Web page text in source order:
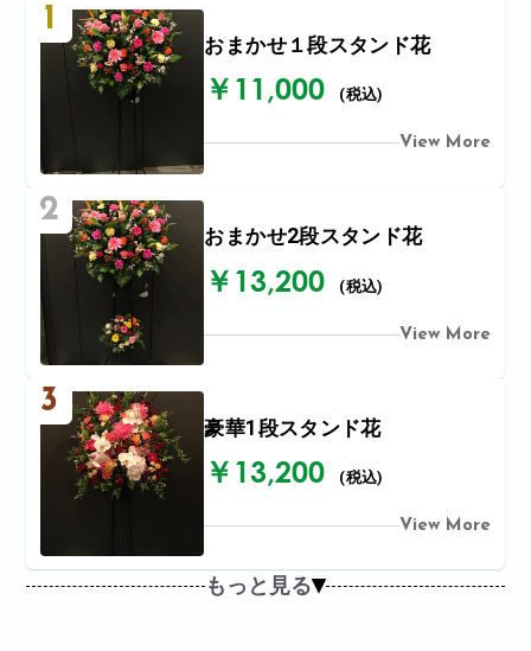
1
おまかせ１段スタンド花
￥11,000 (税込)
View More
2
おまかせ2段スタンド花
￥13,200 (税込)
View More
3
豪華1段スタンド花
￥13,200 (税込)
View More
もっと見る